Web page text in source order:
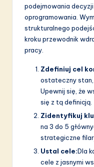
podejmowania
oprogramowania.
strukturalnego
kroku przewodnik
pracy.
Zdefiniuj cel
ostateczny stan,
Upewnij się, że
się z tą definicją.
Zidentyfikuj
na 3 do 5
strategiczne
Ustal cele:Dla
cele z jasnymi